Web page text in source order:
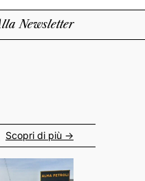
Newsletter
Scopri di più ->